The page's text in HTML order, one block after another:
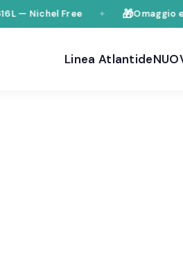
— Nichel Free ✦ 🎁 Omaggio
Linea Atlantide